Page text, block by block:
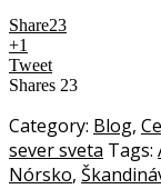
Share23
+1
Tweet
Shares 23
Category: Blog,
sever sveta Tags:
Nórsko,